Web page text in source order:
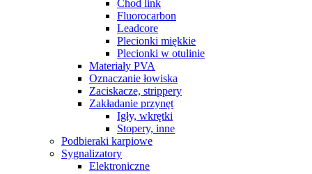
Chod link
Fluorocarbon
Leadcore
Plecionki miękkie
Plecionki w otulinie
Materiały PVA
Oznaczanie łowiska
Zaciskacze, strippery
Zakładanie przynęt
Igły, wkrętki
Stopery, inne
Podbieraki karpiowe
Sygnalizatory
Elektroniczne